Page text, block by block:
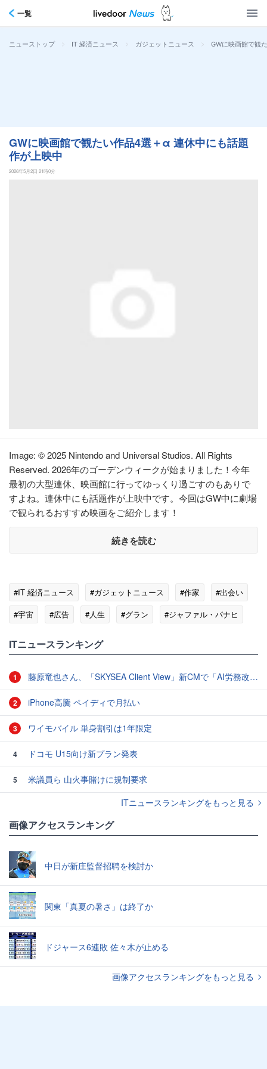
一覧
ニューストップ > IT 経済ニュース > ガジェットニュース > GWに映画館で観
GWに映画館で観たい作品4選＋α 連休中にも話題
作が上映中
2026年5月2日 21時0分
Image: © 2025 Nintendo and Universal Studios. All Rights
Reserved. 2026年のゴーデンウィークが始まりました！今年
最初の大型連休、映画館に行ってゆっくり過ごすのもありで
すよね。連休中にも話題作が上映中です。今回はGW中に劇場
で観られるおすすめ映画をご紹介します！
続きを読む
#IT 経済ニュース #ガジェットニュース #作家
#出会い
#宇宙
#広告 #人生 #グラン #ジャファル・パナヒ
ITニュースランキング
1 藤原竜也さん、「SKYSEA Client View」新CMで「AI労務改善」をアピール 働き方をAIが分析したら「すぐに休んで」と言われる？
2 iPhone高騰 ペイディで月払い
3 ワイモバイル 単身割引は1年限定
4 ドコモ U15向け新プラン発表
5
米議員ら 山火事賭けに規制要求
ITニュースランキングをもっと見る
画像アクセスランキング
中日が新庄監督招聘を検討か
関東「真夏の暑さ」は終了か
ドジャース6連敗 佐々木が止める
画像アクセスランキングをもっと見る